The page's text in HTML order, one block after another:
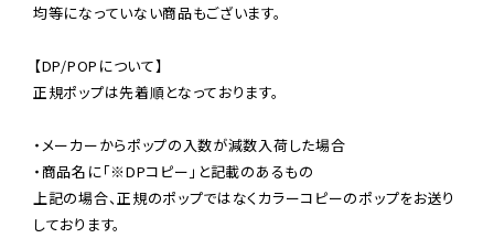
均等になっていない商品もございます。
【DP/POPについて】
正規ポップは先着順となっております。
・メーカーからポップの入数が減数入荷した場合
・商品名に「※DPコピー」と記載のあるもの
上記の場合、正規のポップではなくカラーコピーのポップをお送り
しております。